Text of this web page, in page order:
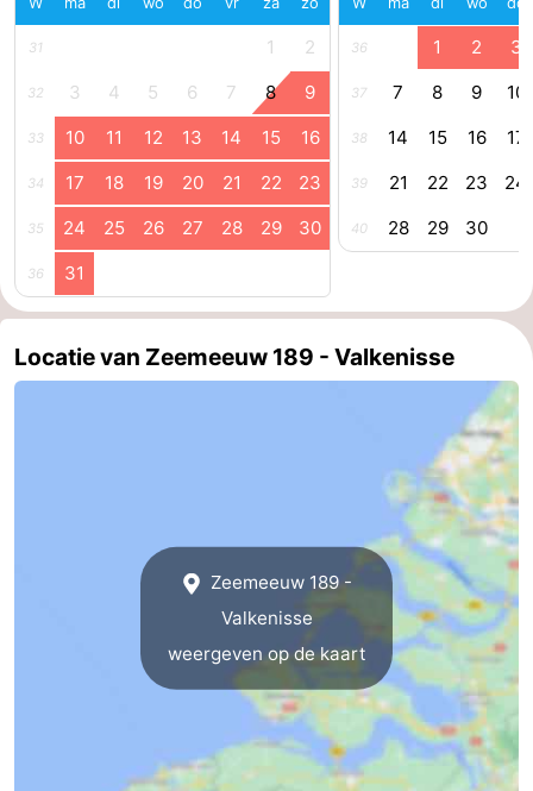
Kop
van
Schouwen
Veere
Natuur
Oranjezon
Oostkapelle
Natuur
de
Mantelingen
Domburg
-
Westkapelle
-
31 1 2
32 3 4 5 6 7 8 9
33 10 11 12 13 14 15 16
34 17 18 19 20 21 22 23
35 24 25 26 27 28 29 30
36 31
36 1 2 3
37 7 8 9 10
38 14 15 16 17
39 21 22 23 24
40 28 29 30
Locatie van Zeemeeuw 189 - Valkenisse
Zeemeeuw 189 -
Valkenisse
weergeven op de kaart